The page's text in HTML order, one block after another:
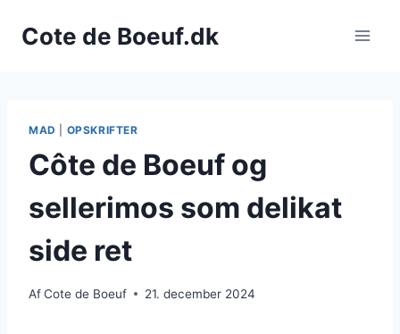
Cote de Boeuf.dk
MAD OPSKRIFTER
Côte de Boeuf og
sellerimos som delikat
side ret
AfCote de Boeuf 21. december 2024